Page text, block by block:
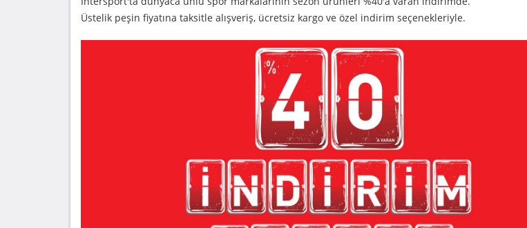
Üstelik peşin fiyatına taksitle alışveriş, ücretsiz kargo ve özel indirim seçenekleriyle.